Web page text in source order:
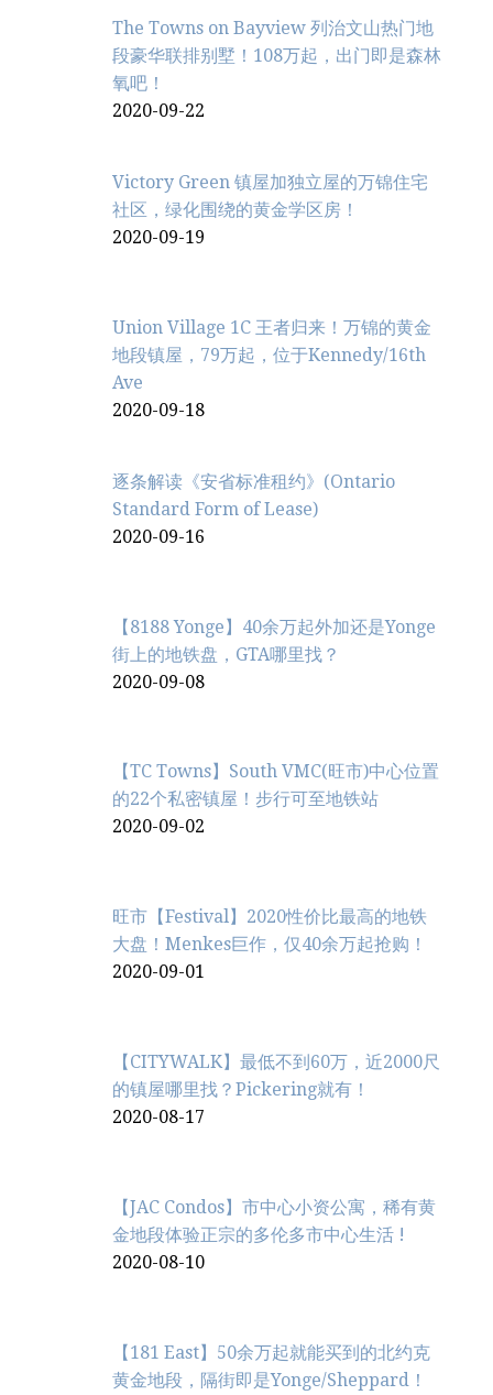
The Towns on Bayview 列治文山热门地
段豪华联排别墅！108万起，出门即是森林
氧吧！
2020-09-22
Victory Green 镇屋加独立屋的万锦住宅
社区，绿化围绕的黄金学区房！
2020-09-19
Union Village 1C 王者归来！万锦的黄金
地段镇屋，79万起，位于Kennedy/16th
Ave
2020-09-18
逐条解读《安省标准租约》(Ontario
Standard Form of Lease)
2020-09-16
【8188 Yonge】40余万起外加还是Yonge
街上的地铁盘，GTA哪里找？
2020-09-08
【TC Towns】South VMC(旺市)中心位置
的22个私密镇屋！步行可至地铁站
2020-09-02
旺市【Festival】2020性价比最高的地铁
大盘！Menkes巨作，仅40余万起抢购！
2020-09-01
【CITYWALK】最低不到60万，近2000尺
的镇屋哪里找？Pickering就有！
2020-08-17
【JAC Condos】市中心小资公寓，稀有黄
金地段体验正宗的多伦多市中心生活 !
2020-08-10
【181 East】50余万起就能买到的北约克
黄金地段，隔街即是Yonge/Sheppard！